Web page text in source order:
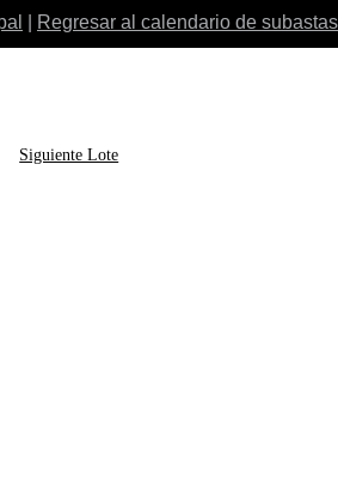
Regresar al calendario de subastas
Siguiente Lote